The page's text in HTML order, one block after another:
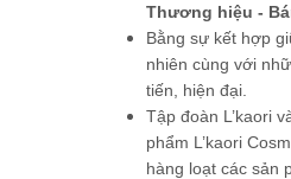
Thương hiệu -
Bằng sự kết hợp
nhiên cùng với
tiến, hiện đại.
Tập đoàn L’kaori
phẩm L’kaori
hàng loạt các sản